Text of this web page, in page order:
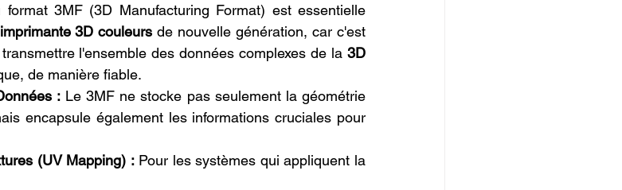
3MF (3D Manufacturing Format) est essentielle
3D couleurs de nouvelle génération, car c'est
l'ensemble des données complexes de la 3D
de manière fiable.
: Le 3MF ne stocke pas seulement la géométrie
encapsule également les informations cruciales pour
(UV Mapping) : Pour les systèmes qui appliquent la